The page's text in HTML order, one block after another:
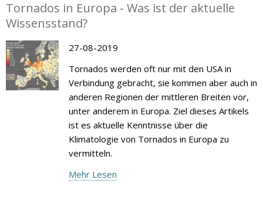
Tornados in Europa - Was ist der aktuelle
Wissensstand?
27-08-2019
Tornados werden oft nur mit den USA in
Verbindung gebracht, sie kommen aber auch in
anderen Regionen der mittleren Breiten vor,
unter anderem in Europa. Ziel dieses Artikels
ist es aktuelle Kenntnisse über die
Klimatologie von Tornados in Europa zu
vermitteln.
Mehr Lesen